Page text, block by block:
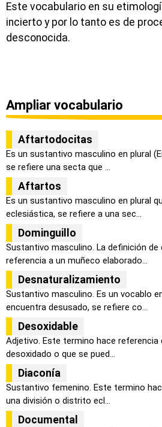
Este vocabulario en su
incierto y por lo tanto es de
desconocida.
Ampliar vocabulario
Aftartodocitas
Es un sustantivo masculino en plural
se refiere una secta que ...
Aftartos
Es un sustantivo masculino en plural
eclesiástica, se refiere a una sec...
Dominguillo
Sustantivo masculino. La definición
referencia a un muñeco elaborado...
Desnaturalizamiento
Sustantivo masculino. Es un vocablo
encuentra desusado, se refiere co...
Desoxidable
Adjetivo. Este termino hace referencia
desoxidado o que se pued...
Diaconía
Sustantivo femenino. Este termino
una división o distrito ecl...
Documental